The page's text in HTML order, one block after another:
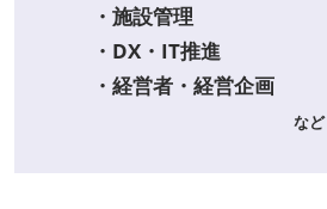
・施設管理
・DX・IT推進
・経営者・経営企画
など